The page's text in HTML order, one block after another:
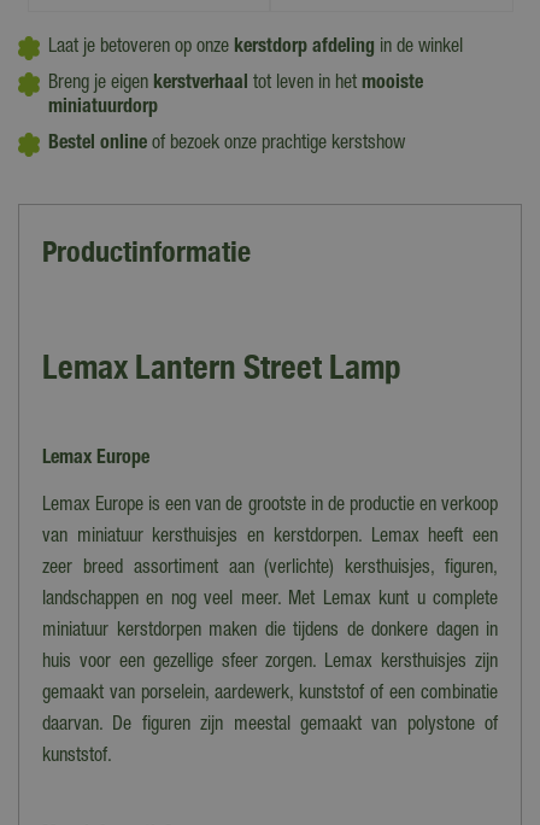
Laat je betoveren op onze kerstdorp afdeling in de winkel
Breng je eigen kerstverhaal tot leven in het mooiste
miniatuurdorp
Bestel online of bezoek onze prachtige kerstshow
Productinformatie
Lemax Lantern Street Lamp
Lemax Europe
Lemax Europe is een van de grootste in de productie en verkoop
van miniatuur kersthuisjes en kerstdorpen. Lemax heeft een
zeer breed assortiment aan (verlichte) kersthuisjes, figuren,
landschappen en nog veel meer. Met Lemax kunt u complete
miniatuur kerstdorpen maken die tijdens de donkere dagen in
huis voor een gezellige sfeer zorgen. Lemax kersthuisjes zijn
gemaakt van porselein, aardewerk, kunststof of een combinatie
daarvan. De figuren zijn meestal gemaakt van polystone of
kunststof.